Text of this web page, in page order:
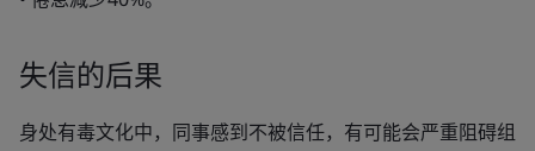
失信的后果
身处有毒文化中，同事感到不被信任，有可能会严重阻碍组